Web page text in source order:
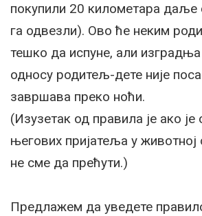
покупили 20 километара даље
га одвезли). Ово ће неким
тешко да испуне, али
односу родитељ-дете није
завршава преко ноћи.
(Изузетак од правила је ако
његових пријатеља у животној
не сме да прећути.)
Предлажем да уведете